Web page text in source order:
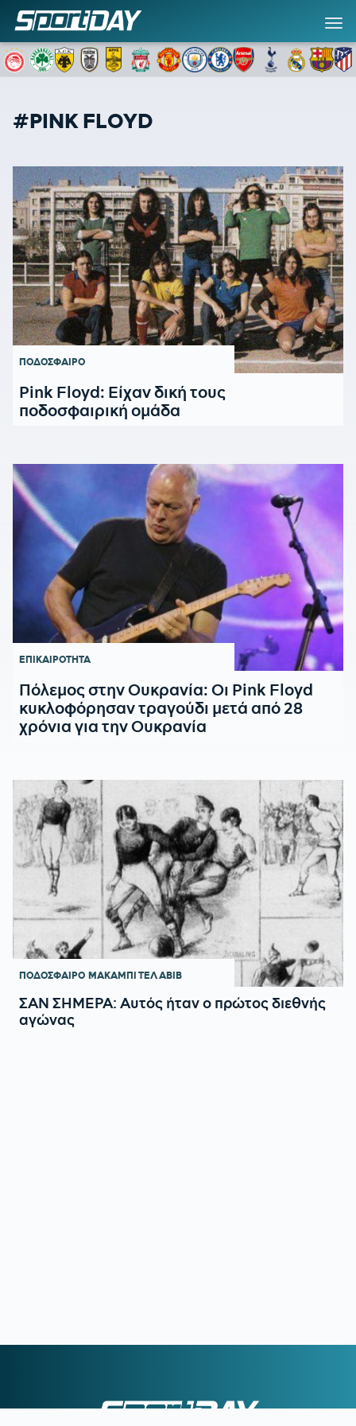
#PINK FLOYD
ΠΟΔΟΣΦΑΙΡΟ
Pink Floyd: Είχαν δική τους
ποδοσφαιρική ομάδα
ΕΠΙΚΑΙΡΟΤΗΤΑ
Πόλεμος στην Ουκρανία: Οι Pink Floyd
κυκλοφόρησαν τραγούδι μετά από 28
χρόνια για την Ουκρανία
ΠΟΔΟΣΦΑΙΡΟ ΜΑΚΑΜΠΙ ΤΕΛ ΑΒΙΒ
ΣΑΝ ΣΗΜΕΡΑ: Αυτός ήταν ο πρώτος διεθνής
αγώνας